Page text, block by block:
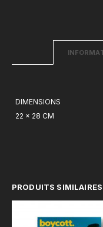
DIMENSIONS
22 × 28 CM
PRODUITS SIMILAIRES